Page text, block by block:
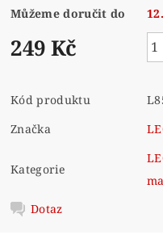
Můžeme doručit do
249 Kč
Kód produktu
Značka
Kategorie
Dotaz